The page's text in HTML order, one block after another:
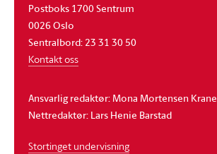
Postboks 1700 Sentrum
0026 Oslo
Sentralbord: 23 31 30 50
Kontakt oss
Ansvarlig redaktør: Mona Mortensen Krane
Nettredaktør: Lars Henie Barstad
Stortinget undervisning